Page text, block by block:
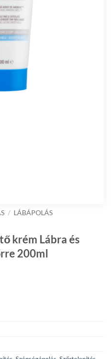
/ LÁBÁPOLÁS
krém Lábra és
200ml